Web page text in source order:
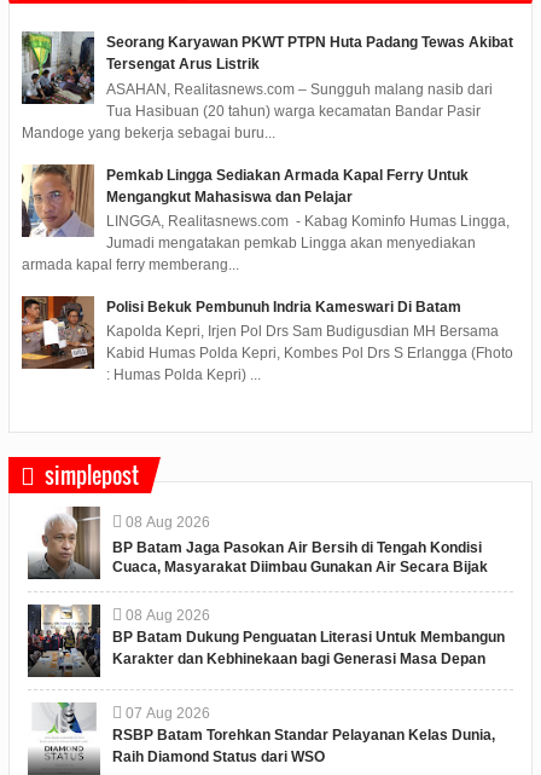
Seorang Karyawan PKWT PTPN Huta Padang Tewas Akibat
Tersengat Arus Listrik
ASAHAN, Realitasnews.com – Sungguh malang nasib dari
Tua Hasibuan (20 tahun) warga kecamatan Bandar Pasir
Mandoge yang bekerja sebagai buru...
Pemkab Lingga Sediakan Armada Kapal Ferry Untuk
Mengangkut Mahasiswa dan Pelajar
LINGGA, Realitasnews.com - Kabag Kominfo Humas Lingga,
Jumadi mengatakan pemkab Lingga akan menyediakan
armada kapal ferry memberang...
Polisi Bekuk Pembunuh Indria Kameswari Di Batam
Kapolda Kepri, Irjen Pol Drs Sam Budigusdian MH Bersama
Kabid Humas Polda Kepri, Kombes Pol Drs S Erlangga (Fhoto
: Humas Polda Kepri) ...
simplepost
08 Aug 2026
BP Batam Jaga Pasokan Air Bersih di Tengah Kondisi
Cuaca, Masyarakat Diimbau Gunakan Air Secara Bijak
08 Aug 2026
BP Batam Dukung Penguatan Literasi Untuk Membangun
Karakter dan Kebhinekaan bagi Generasi Masa Depan
07 Aug 2026
RSBP Batam Torehkan Standar Pelayanan Kelas Dunia,
Raih Diamond Status dari WSO